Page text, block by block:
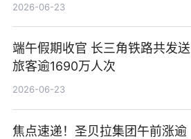
2026-06-23
端午假期收官 长三角铁路共发送
旅客逾1690万人次
2026-06-23
焦点速递！圣贝拉集团午前涨逾